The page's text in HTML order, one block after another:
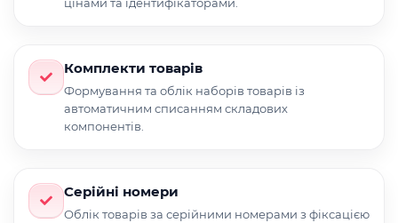
Комплекти товарів
Формування та облік наборів товарів із
автоматичним списанням складових
компонентів.
Серійні номери
Облік товарів за серійними номерами з фіксацією